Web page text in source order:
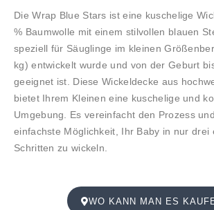
Die Wrap Blue Stars ist eine kuschelige
% Baumwolle mit einem stilvollen blauen
speziell für Säuglinge im kleinen
kg) entwickelt wurde und von der Geburt
geeignet ist. Diese Wickeldecke aus
bietet Ihrem Kleinen eine kuschelige und
Umgebung. Es vereinfacht den Prozess
einfachste Möglichkeit, Ihr Baby in nur drei
Schritten zu wickeln.
WO KANN MAN ES